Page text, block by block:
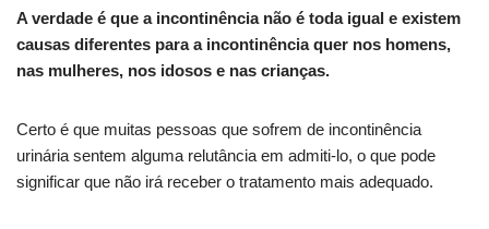
A verdade é que a incontinência não é toda igual e existem
causas diferentes para a incontinência quer nos homens,
nas mulheres, nos idosos e nas crianças.
Certo é que muitas pessoas que sofrem de incontinência
urinária sentem alguma relutância em admiti-lo, o que pode
significar que não irá receber o tratamento mais adequado.